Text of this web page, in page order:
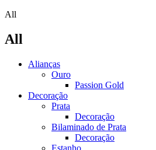
All
All
Alianças
Ouro
Passion Gold
Decoração
Prata
Decoração
Bilaminado de Prata
Decoração
Estanho